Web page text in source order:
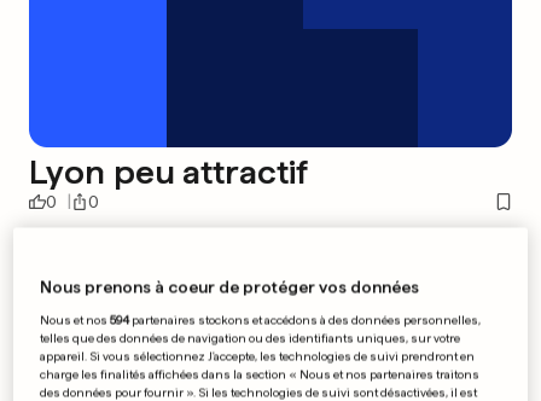
Lyon peu attractif
0 0
meilleur vendeur d'Europe
0 0
Nous prenons à coeur de protéger vos données
Nous et nos594partenaires stockons et accédons à des données personnelles,
telles que des données de navigation ou des identifiants uniques, sur votre
appareil. Si vous sélectionnez J'accepte, les technologies de suivi prendront en
charge les finalités affichées dans la section « Nous et nos partenaires traitons
des données pour fournir ». Si les technologies de suivi sont désactivées, il est